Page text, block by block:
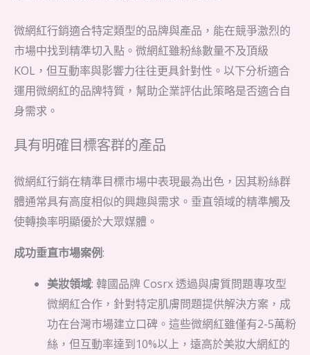
微網紅行銷適合特定類型的品牌與產品，能在競爭激烈的
市場中找到精準切入點。微網紅雖粉絲數量不及頂級
KOL，但互動率與影響力往往更具針對性。以下分析適合
運用微網紅的品牌特質，幫助企業評估此策略是否適合自
身需求。
具有明確目標客群的產品
微網紅行銷在精準目標市場中表現最為出色，因其粉絲群
體通常具有高度相似的興趣與需求。垂直領域的精準觸及
使轉換率明顯優於大眾媒體。
成功垂直市場案例:
美妝領域: 韓國品牌 Cosrx 透過與膚質問題專攻型
微網紅合作，針對特定肌膚問題提供解決方案，成
功在台灣市場建立口碑。這些微網紅雖僅有2-5萬粉
絲，但互動率達到10%以上，遠高於美妝大網紅的